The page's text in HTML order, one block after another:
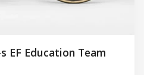
EF Education Team